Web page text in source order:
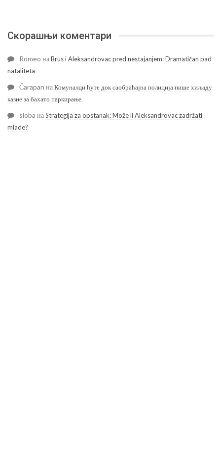
Скорашњи коментари
Romeo наBrus i Aleksandrovac pred nestajanjem: Dramatičan pad
nataliteta
Čarapan наКомуналци ћуте док саобраћајна полиција пише хиљаду
казне за бахато паркирање
sloba наStrategija za opstanak: Može li Aleksandrovac zadržati
mlade?